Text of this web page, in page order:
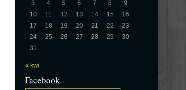
3
4 5 6 7 8
9
10
11 12 13 14 15
16
17
18 19 20 21 22
23
24
25 26 27 28 29
30
31
« kwi
Facebook